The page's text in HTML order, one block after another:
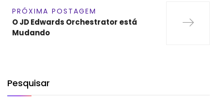
PRÓXIMA POSTAGEM
O JD Edwards Orchestrator está
Mudando
Pesquisar